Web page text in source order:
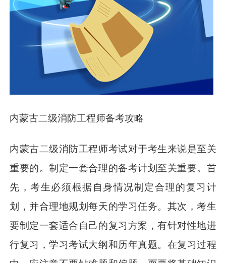
内蒙古二级消防工程师备考攻略
内蒙古二级消防工程师考试对于考生来说是至关
重要的。制定一套合理的备考计划至关重要。首
先，考生必须根据自身情况制定合理的复习计
划，并合理地规划每天的学习任务。其次，考生
要制定一套适合自己的复习方案，有针对性地进
行复习，学习考试大纲和历年真题。在复习过程